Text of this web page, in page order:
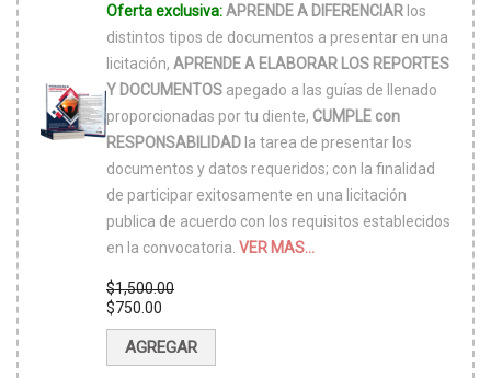
Oferta exclusiva:APRENDE A DIFERENCIAR los
distintos tipos de documentos a presentar en una
licitación, APRENDE A ELABORAR LOS REPORTES
Y DOCUMENTOS apegado a las guías de llenado
proporcionadas por tu diente, CUMPLE con
RESPONSABILIDAD la tarea de presentar los
documentos y datos requeridos; con la finalidad
de participar exitosamente en una licitación
publica de acuerdo con los requisitos establecidos
en la convocatoria. VER MAS...
$1,500.00
El
original
era:
$1,500.00.
$750.00
precio
actual
es:
AGREGAR